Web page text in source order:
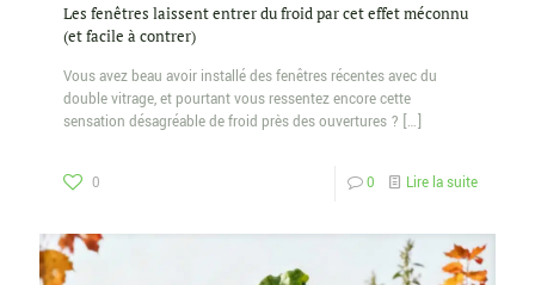
Les fenêtres laissent entrer du froid par cet effet méconnu
(et facile à contrer)
Vous avez beau avoir installé des fenêtres récentes avec du
double vitrage, et pourtant vous ressentez encore cette
sensation désagréable de froid près des ouvertures ? […]
0 0 Lire la suite